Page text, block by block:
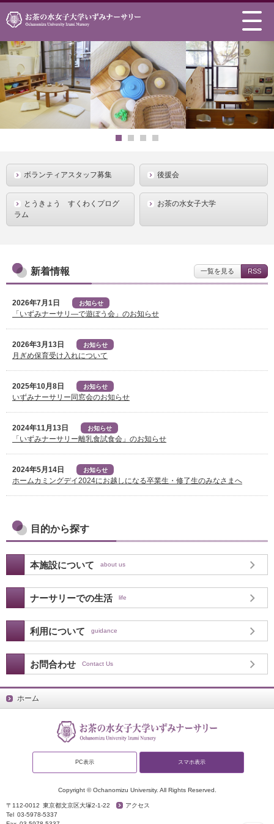
ボランティアスタッフ募集 後援会
とうきょう すくわくプログ
ラム
お茶の水女子大学
新着情報 RSS
一覧を見る
2026年7月1日 お知らせ
「いずみナーサリ―で遊ぼう会」のお知らせ
2026年3月13日 お知らせ
月ぎめ保育受け入れについて
2025年10月8日 お知らせ
いずみナーサリー同窓会のお知らせ
2024年11月13日 お知らせ
「いずみナーサリー離乳食試食会」のお知らせ
2024年5月14日 お知らせ
ホームカミングデイ2024にお越しになる卒業生・修了生のみなさまへ
目的から探す
本施設について about us
ナーサリーでの生活 life
利用について guidance
お問合わせ Contact Us
ホーム
PC表示 スマホ表示
Copyright © Ochanomizu University. All Rights Reserved.
〒112-0012 東京都文京区大塚2-1-22
アクセス
Tel 03-5978-5337